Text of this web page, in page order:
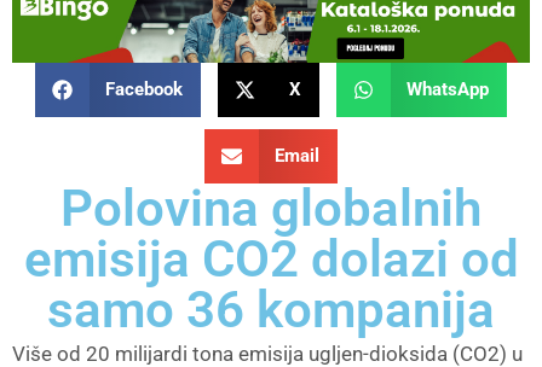
Facebook X WhatsApp
Email
Polovina globalnih
emisija CO2 dolazi od
samo 36 kompanija
Više od 20 milijardi tona emisija ugljen-dioksida (CO2) u